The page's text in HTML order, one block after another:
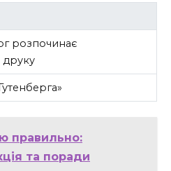
розпочинає
друку
правильно:
та поради